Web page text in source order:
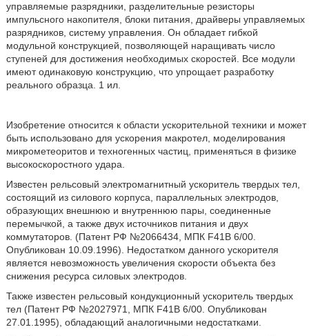
управляемые разрядники, разделительные резисторы
импульсного накопителя, блоки питания, драйверы управляемых
разрядников, систему управления. Он обладает гибкой
модульной конструкцией, позволяющей наращивать число
ступеней для достижения необходимых скоростей. Все модули
имеют одинаковую конструкцию, что упрощает разработку
реального образца. 1 ил.
Изобретение относится к области ускорительной техники и может
быть использовано для ускорения макротел, моделирования
микрометеоритов и техногенных частиц, применяться в физике
высокоскоростного удара.
Известен рельсовый электромагнитный ускоритель твердых тел,
состоящий из силового корпуса, параллельных электродов,
образующих внешнюю и внутреннюю пары, соединенные
перемычкой, а также двух источников питания и двух
коммутаторов. (Патент РФ №2066434, МПК F41B 6/00.
Опубликован 10.09.1996). Недостатком данного ускорителя
является невозможность увеличения скорости объекта без
снижения ресурса силовых электродов.
Также известен рельсовый кондукционный ускоритель твердых
тел (Патент РФ №2027971, МПК F41B 6/00. Опубликован
27.01.1995), обладающий аналогичными недостатками.